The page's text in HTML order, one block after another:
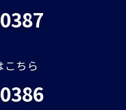
こちら